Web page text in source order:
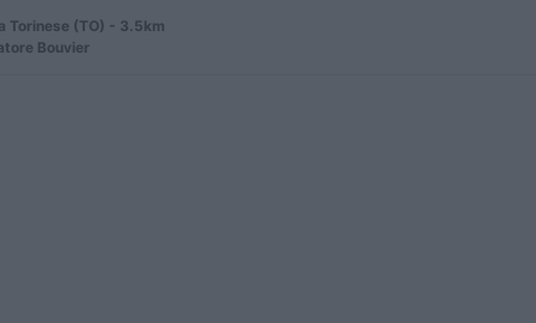
Torinese (TO) - 3.5km
Bouvier